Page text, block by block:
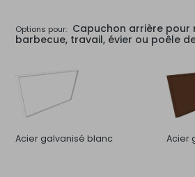
Options pour: Capuchon arrière pour
barbecue, travail, évier ou poêle
Acier galvanisé blanc Acier